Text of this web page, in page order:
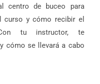
centro de buceo para
curso y cómo recibir el
tu instructor, te
cómo se llevará a cabo